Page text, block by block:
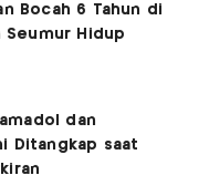
Bocah 6 Tahun di
Seumur Hidup
dan
Ditangkap saat